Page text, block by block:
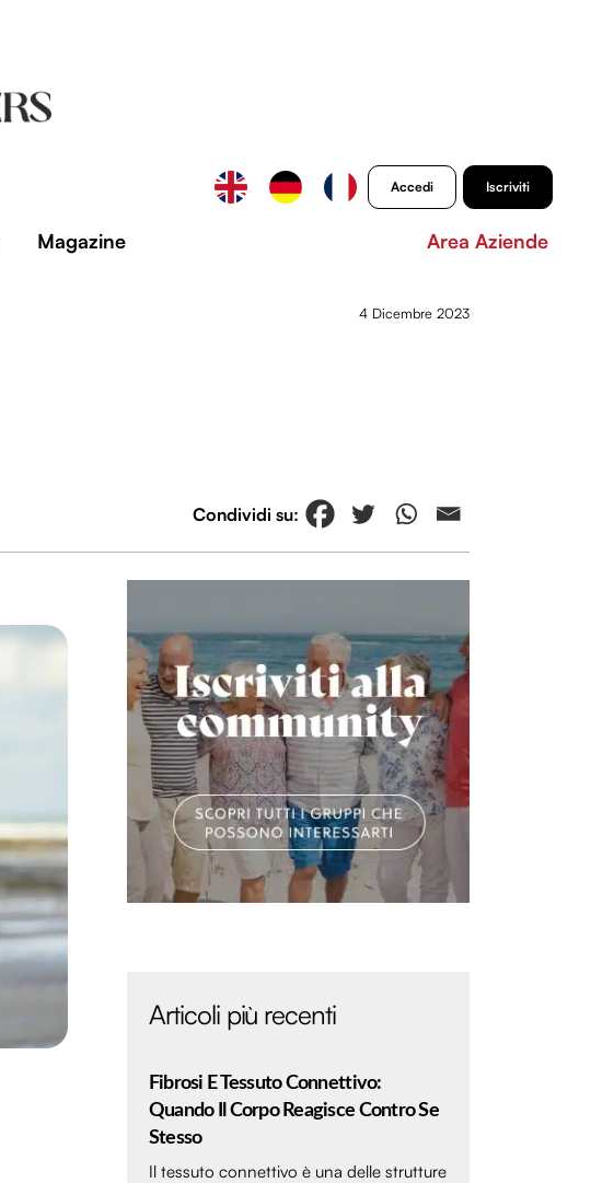
Accedi Iscriviti
Magazine Area Aziende
4 Dicembre 2023
Articoli più recenti
Fibrosi E Tessuto Connettivo:
Quando Il Corpo Reagisce Contro Se
Stesso
Il tessuto connettivo è una delle strutture